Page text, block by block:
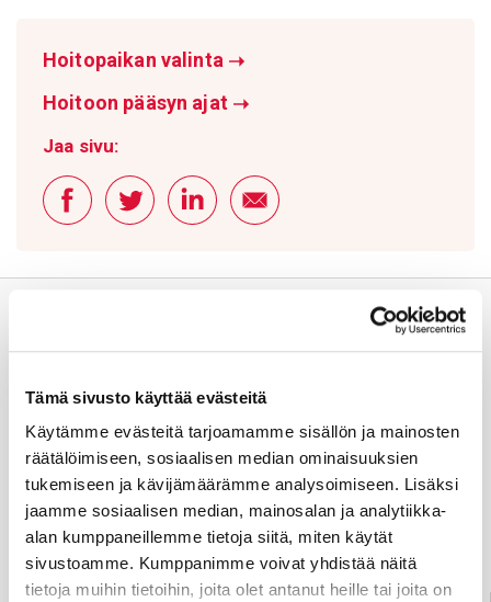
Tämä sivusto käyttää evästeitä
Käytämme evästeitä tarjoamamme sisällön ja mainosten
räätälöimiseen, sosiaalisen median ominaisuuksien
tukemiseen ja kävijämäärämme analysoimiseen. Lisäksi
jaamme sosiaalisen median, mainosalan ja analytiikka-
alan kumppaneillemme tietoja siitä, miten käytät
sivustoamme. Kumppanimme voivat yhdistää näitä
tietoja muihin tietoihin, joita olet antanut heille tai joita on
Hoitopaikan valinta ➝
Hoitoon pääsyn ajat ➝
Jaa sivu:
Usein kysyttyä
Anna palautetta